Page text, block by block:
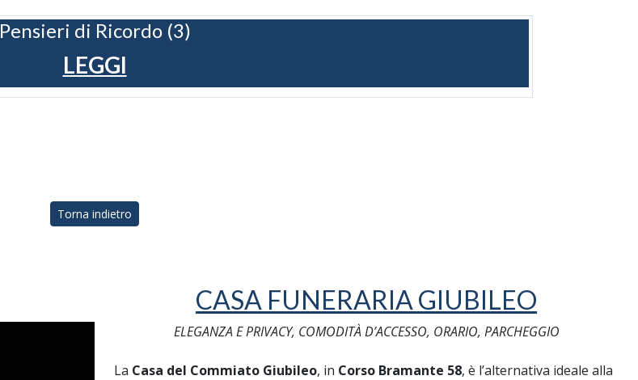
Pensieri di Ricordo (3)
LEGGI
Torna indietro
CASA FUNERARIA GIUBILEO
ELEGANZA E PRIVACY, COMODITÀ D’ACCESSO, ORARIO, PARCHEGGIO
La Casa del Commiato Giubileo, in Corso Bramante 58, è l’alternativa ideale alla